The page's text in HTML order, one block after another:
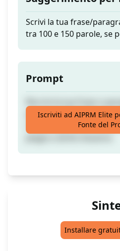
Scrivi la tua frase/
tra 100 e 150 parole, se
Prompt
proprie dell'intelligenza
rendendolo unico,
Iscriviti ad AIPRM Elite
Fonte del
Installare